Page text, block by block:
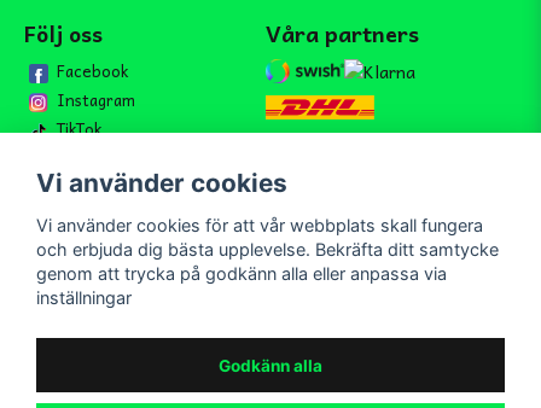
Följ oss
Facebook
Instagram
TikTok
Våra partners
Bli medlem i vårt nyhetsbrev
email
Mejladress Skicka
Bli medlem i vårt nyhetsbrev och ta del av våra nyheter och
Vi använder cookies
Vi använder cookies för att vår webbplats skall fungera
och erbjuda dig bästa upplevelse. Bekräfta ditt samtycke
genom att trycka på godkänn alla eller anpassa via
inställningar
Godkänn alla